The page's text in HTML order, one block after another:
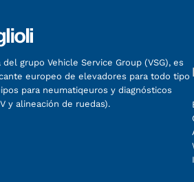
del grupo Vehicle Service Group (VSG), es
europeo de elevadores para todo tipo
para neumatiqeuros y diagnósticos
y alineación de ruedas).